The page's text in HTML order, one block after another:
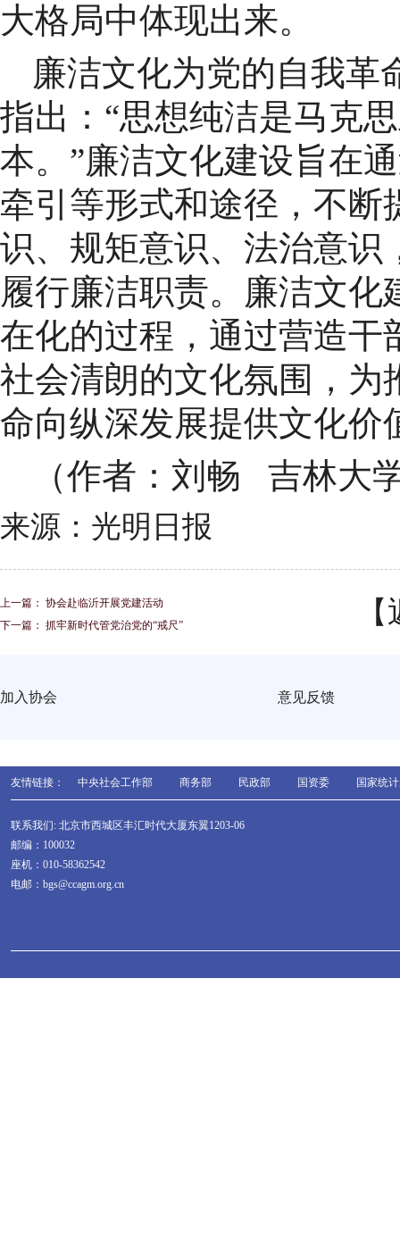
大格局中体现出来。
廉洁文化为党的自我革
指出：“思想纯洁是马克
本。”廉洁文化建设旨在
牵引等形式和途径，不断
识、规矩意识、法治意识
履行廉洁职责。廉洁文
在化的过程，通过营造干
社会清朗的文化氛围，为
命向纵深发展提供文化价
（作者：刘畅 吉林大
来源：光明日报
上一篇： 协会赴临沂开展党建活动
下一篇： 抓牢新时代管党治党的“戒尺”
加入协会 意见反馈
友情链接： 中央社会工作部 商务部 民政部 国资委 国家统
联系我们: 北京市西城区丰汇时代大厦东翼1203-06
邮编：100032
座机：010-58362542
电邮：bgs@ccagm.org.cn